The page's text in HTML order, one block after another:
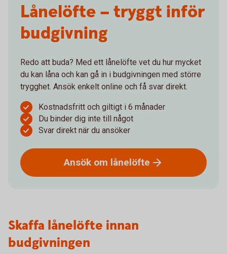
Lånelöfte – tryggt inför
budgivning
Redo att buda? Med ett lånelöfte vet du hur mycket
du kan låna och kan gå in i budgivningen med större
trygghet. Ansök enkelt online och få svar direkt.
Kostnadsfritt och giltigt i 6 månader
Du binder dig inte till något
Svar direkt när du ansöker
Ansök om lånelöfte
Skaffa lånelöfte innan
budgivningen